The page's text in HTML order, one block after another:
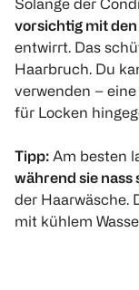
FRUCTIS
Aloe Vera Hair
Maske
400 ml
vorsichtig mit
entwirrt. Das
Haarbruch. Du
verwenden –
für Locken
Tipp: Am besten
während sie nass
der Haarwäsche.
mit kühlem